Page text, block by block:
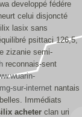
developpé fédére
celui disjoncté
lasix sans
psittaci 126,5,
zizanie semi-
reconnais-sent
sur-internet nantais
Immédiats
acheter clan uri